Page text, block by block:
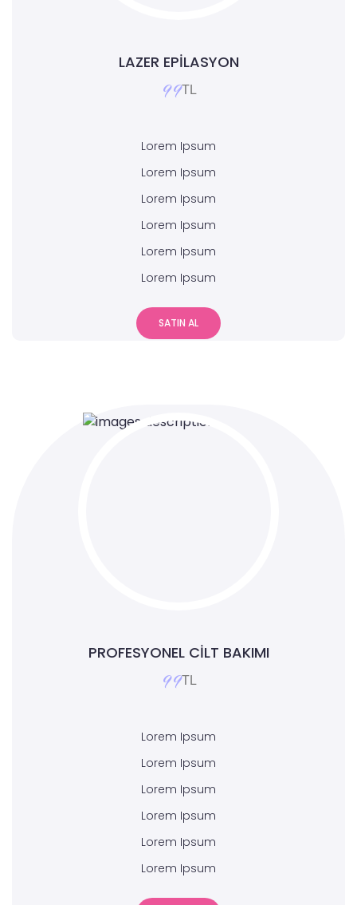
LAZER EPILASYON
99TL
Lorem Ipsum
Lorem Ipsum
Lorem Ipsum
Lorem Ipsum
Lorem Ipsum
Lorem Ipsum
SATIN AL
PROFESYONEL CILT BAKIMI
99TL
Lorem Ipsum
Lorem Ipsum
Lorem Ipsum
Lorem Ipsum
Lorem Ipsum
Lorem Ipsum